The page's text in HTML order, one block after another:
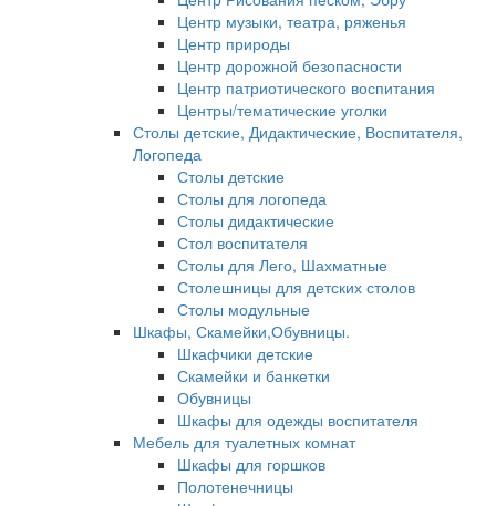
Центр музыки, театра, ряженья
Центр природы
Центр дорожной безопасности
Центр патриотического воспитания
Центры/тематические уголки
Столы детские, Дидактические, Воспитателя,
Логопеда
Столы детские
Столы для логопеда
Столы дидактические
Стол воспитателя
Столы для Лего, Шахматные
Столешницы для детских столов
Столы модульные
Шкафы, Скамейки,Обувницы.
Шкафчики детские
Скамейки и банкетки
Обувницы
Шкафы для одежды воспитателя
Мебель для туалетных комнат
Шкафы для горшков
Полотенечницы